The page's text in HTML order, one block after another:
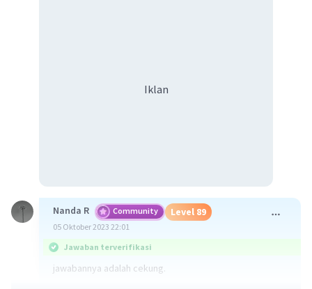
Iklan
Nanda R Community Level 89
05 Oktober 2023 22:01
Jawaban terverifikasi
jawabannya adalah cekung.